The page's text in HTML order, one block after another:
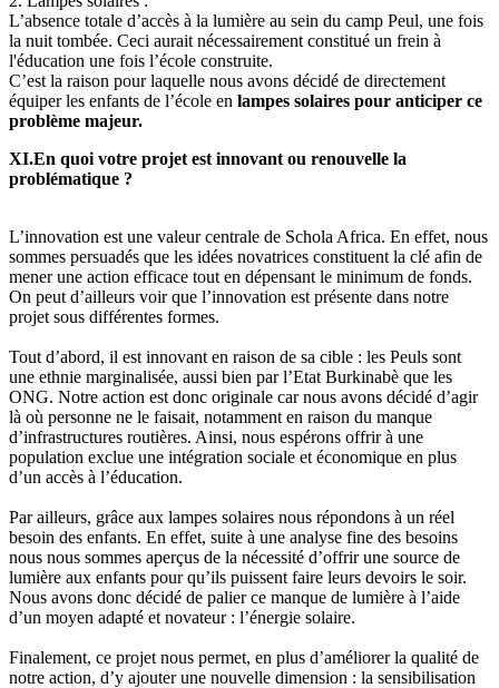
L’absence totale d’accès à la lumière au sein du camp Peul, une fois
la nuit tombée. Ceci aurait nécessairement constitué un frein à
l'éducation une fois l’école construite.
C’est la raison pour laquelle nous avons décidé de directement
équiper les enfants de l’école en lampes solaires pour anticiper ce
problème majeur.
XI.En quoi votre projet est innovant ou renouvelle la
problématique ?
L’innovation est une valeur centrale de Schola Africa. En effet, nous
sommes persuadés que les idées novatrices constituent la clé afin de
mener une action efficace tout en dépensant le minimum de fonds.
On peut d’ailleurs voir que l’innovation est présente dans notre
projet sous différentes formes.
Tout d’abord, il est innovant en raison de sa cible : les Peuls sont
une ethnie marginalisée, aussi bien par l’Etat Burkinabè que les
ONG. Notre action est donc originale car nous avons décidé d’agir
là où personne ne le faisait, notamment en raison du manque
d’infrastructures routières. Ainsi, nous espérons offrir à une
population exclue une intégration sociale et économique en plus
d’un accès à l’éducation.
Par ailleurs, grâce aux lampes solaires nous répondons à un réel
besoin des enfants. En effet, suite à une analyse fine des besoins
nous nous sommes aperçus de la nécessité d’offrir une source de
lumière aux enfants pour qu’ils puissent faire leurs devoirs le soir.
Nous avons donc décidé de palier ce manque de lumière à l’aide
d’un moyen adapté et novateur : l’énergie solaire.
Finalement, ce projet nous permet, en plus d’améliorer la qualité de
notre action, d’y ajouter une nouvelle dimension : la sensibilisation